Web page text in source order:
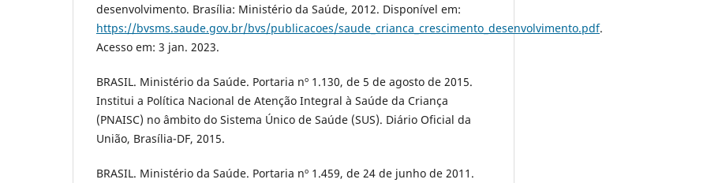
desenvolvimento. Brasília: Ministério da Saúde, 2012. Disponível em:
https://bvsms.saude.gov.br/bvs/publicacoes/saude_crianca_crescimento_desenvolvimento.pdf.
Acesso em: 3 jan. 2023.
BRASIL. Ministério da Saúde. Portaria nº 1.130, de 5 de agosto de 2015.
Institui a Política Nacional de Atenção Integral à Saúde da Criança
(PNAISC) no âmbito do Sistema Único de Saúde (SUS). Diário Oficial da
União, Brasília-DF, 2015.
BRASIL. Ministério da Saúde. Portaria nº 1.459, de 24 de junho de 2011.